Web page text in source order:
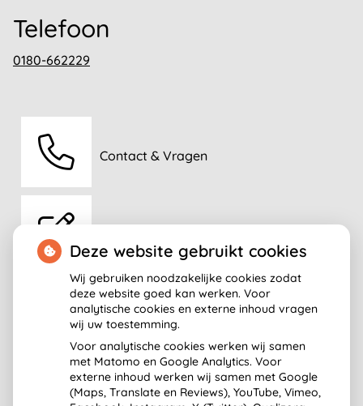
Telefoon
0180-662229
Contact & Vragen
Route
Deze website gebruikt cookies
Wij gebruiken noodzakelijke cookies zodat
deze website goed kan werken. Voor
analytische cookies en externe inhoud vragen
wij uw toestemming.
Voor analytische cookies werken wij samen
met Matomo en Google Analytics. Voor
externe inhoud werken wij samen met Google
(Maps, Translate en Reviews), YouTube, Vimeo,